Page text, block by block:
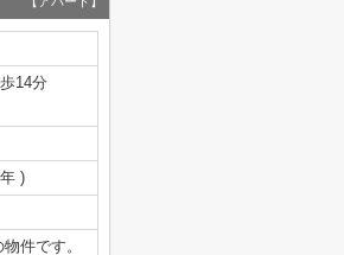
14分
)
件です。